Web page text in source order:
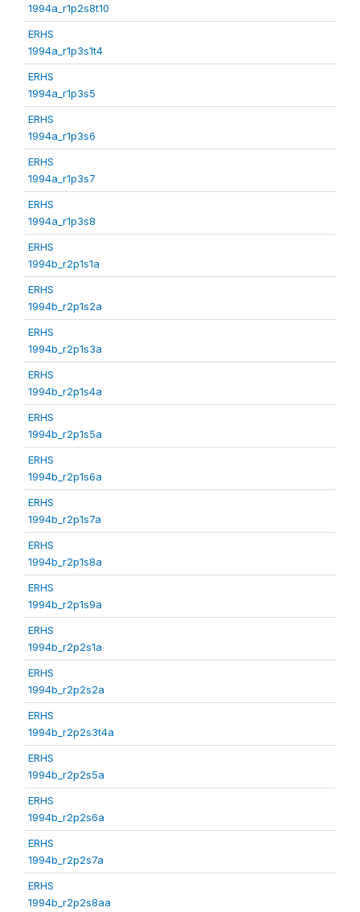
1994a_r1p2s8t10
ERHS
1994a_r1p3s1t4
ERHS
1994a_r1p3s5
ERHS
1994a_r1p3s6
ERHS
1994a_r1p3s7
ERHS
1994a_r1p3s8
ERHS
1994b_r2p1s1a
ERHS
1994b_r2p1s2a
ERHS
1994b_r2p1s3a
ERHS
1994b_r2p1s4a
ERHS
1994b_r2p1s5a
ERHS
1994b_r2p1s6a
ERHS
1994b_r2p1s7a
ERHS
1994b_r2p1s8a
ERHS
1994b_r2p1s9a
ERHS
1994b_r2p2s1a
ERHS
1994b_r2p2s2a
ERHS
1994b_r2p2s3t4a
ERHS
1994b_r2p2s5a
ERHS
1994b_r2p2s6a
ERHS
1994b_r2p2s7a
ERHS
1994b_r2p2s8aa